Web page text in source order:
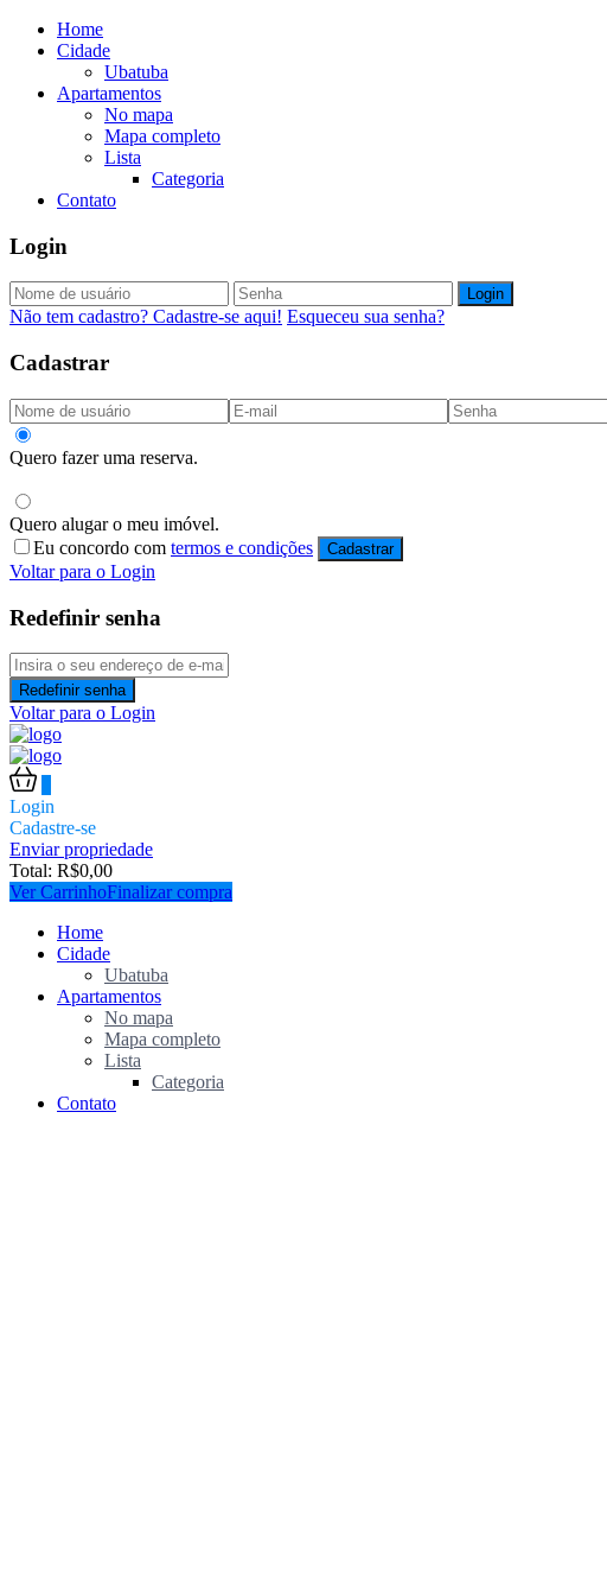
Home
Cidade
Ubatuba
Apartamentos
No mapa
Mapa completo
Lista
Categoria
Contato
Login
Login
Não tem cadastro? Cadastre-se aqui! Esqueceu sua senha?
Cadastrar
Quero fazer uma reserva.
Quero alugar o meu imóvel.
Eu concordo com termos e condições Cadastrar
Voltar para o Login
Redefinir senha
Redefinir senha
Voltar para o Login
Login
Cadastre-se
Enviar propriedade
Total: R$0,00
Ver CarrinhoFinalizar compra
Home
Cidade
Ubatuba
Apartamentos
No mapa
Mapa completo
Lista
Categoria
Contato